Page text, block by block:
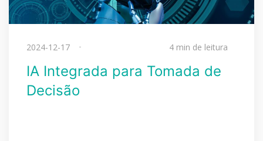
2024-12-17 4 min de leitura
IA Integrada para Tomada de
Decisão